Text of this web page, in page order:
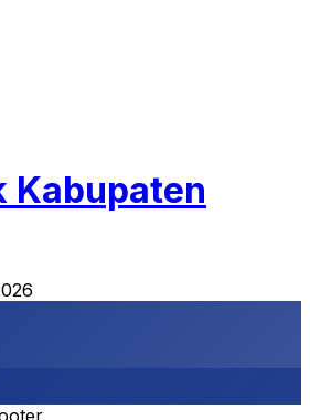
Kabupaten